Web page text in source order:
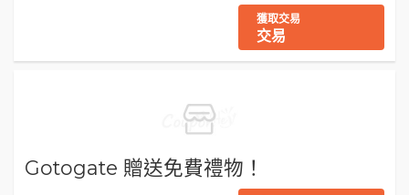
獲取交易
交易
Gotogate 贈送免費禮物！